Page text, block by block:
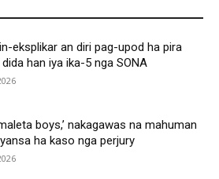
eksplikar an diri pag-upod ha pira
han iya ika-5 nga SONA
boys,’ nakagawas na mahuman
ha kaso nga perjury